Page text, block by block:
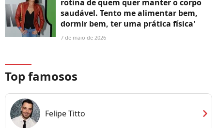
rotina de quem quer manter o corpo
saudável. Tento me alimentar bem,
dormir bem, ter uma prática física'
7 de maio de 2026
Top famosos
Felipe Titto chevron_right